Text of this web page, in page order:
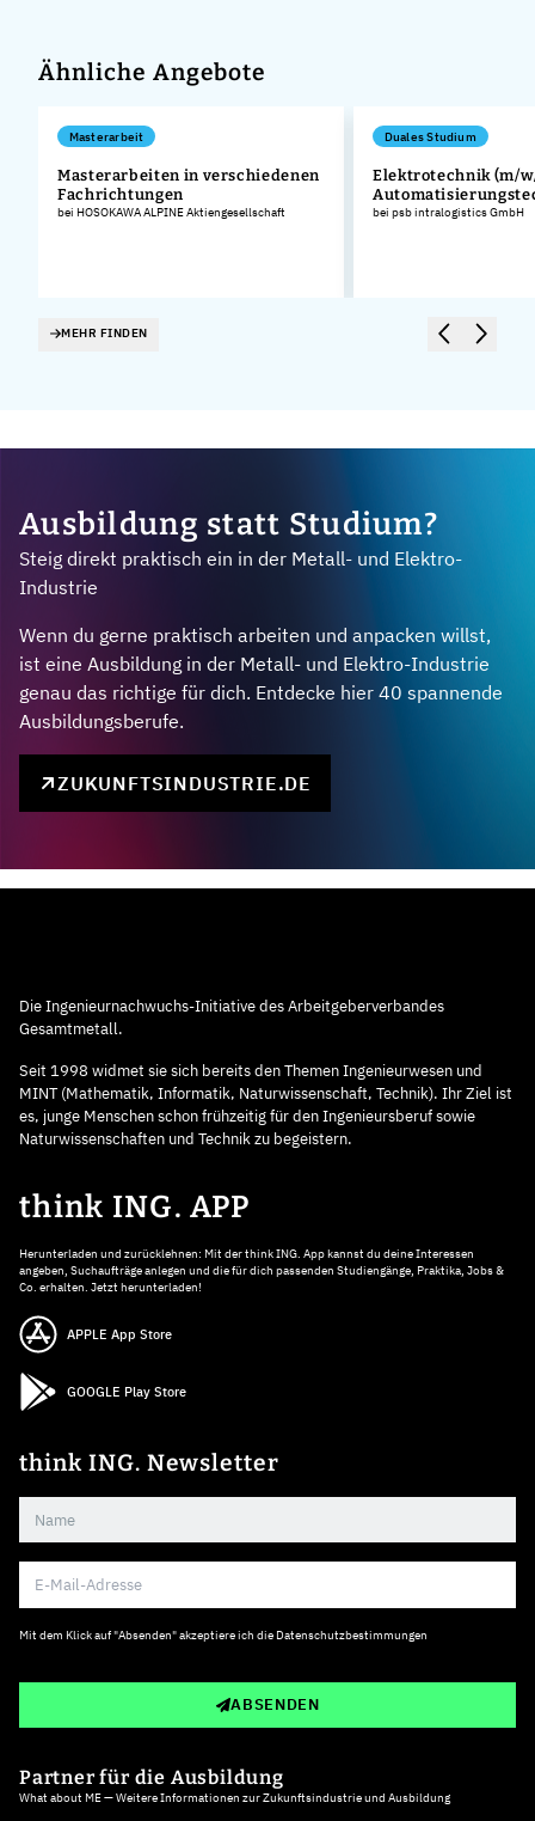
Ähnliche Angebote
Masterarbeit
Masterarbeiten in verschiedenen
Fachrichtungen
bei HOSOKAWA ALPINE Aktiengesellschaft
Duales Studium
Elektrotechnik (m/
bei psb intralogistics GmbH
MEHR FINDEN
Ausbildung statt Studium?
Steig direkt praktisch ein in der Metall- und Elektro-
Industrie
Wenn du gerne praktisch arbeiten und anpacken willst,
ist eine Ausbildung in der Metall- und Elektro-Industrie
genau das richtige für dich. Entdecke hier 40 spannende
Ausbildungsberufe.
ZUKUNFTSINDUSTRIE.DE
Die Ingenieurnachwuchs-Initiative des Arbeitgeberverbandes
Gesamtmetall.
Seit 1998 widmet sie sich bereits den Themen Ingenieurwesen und
MINT (Mathematik, Informatik, Naturwissenschaft, Technik). Ihr Ziel ist
es, junge Menschen schon frühzeitig für den Ingenieursberuf sowie
Naturwissenschaften und Technik zu begeistern.
think ING. APP
Herunterladen und zurücklehnen: Mit der think ING. App kannst du deine Interessen
angeben, Suchaufträge anlegen und die für dich passenden Studiengänge, Praktika, Jobs &
Co. erhalten. Jetzt herunterladen!
APPLE App Store
GOOGLE Play Store
think ING. Newsletter
Mit dem Klick auf "Absenden" akzeptiere ich die Datenschutzbestimmungen
ABSENDEN
Partner für die Ausbildung
What about ME — Weitere Informationen zur Zukunftsindustrie und Ausbildung